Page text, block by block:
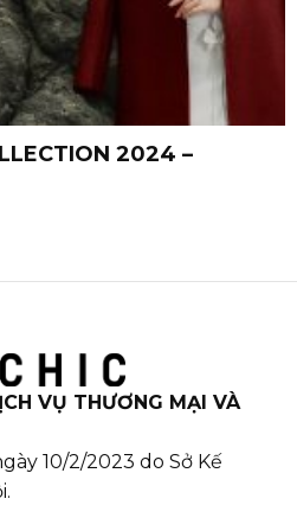
2024 –
VỤ THƯƠNG MẠI VÀ
10/2/2023 do Sở Kế